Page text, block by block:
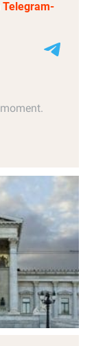
Telegram-